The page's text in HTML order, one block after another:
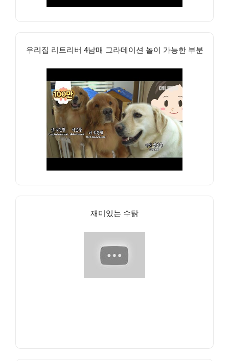
우리집 리트리버 4남매 그라데이션 놀이 가능한 부분
재미있는 수탉